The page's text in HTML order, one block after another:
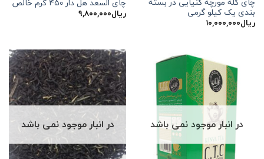
بندی یک کیلو گرمی
ریال۱۰,۰۰۰,۰۰۰
ریال۹,۸۰۰,۰۰۰
در انبار موجود نمی باشد در انبار موجود نمی باشد